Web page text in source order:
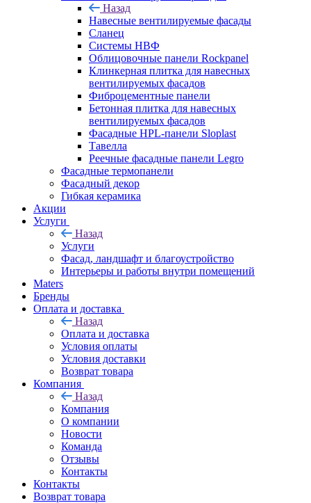
Назад
Навесные вентилируемые фасады
Сланец
Системы НВФ
Облицовочные панели Rockpanel
Клинкерная плитка для навесных
вентилируемых фасадов
Фиброцементные панели
Бетонная плитка для навесных
вентилируемых фасадов
Фасадные HPL-панели Sloplast
Тавелла
Реечные фасадные панели Legro
Фасадные термопанели
Фасадный декор
Гибкая керамика
Акции
Услуги
Назад
Услуги
Фасад, ландшафт и благоустройство
Интерьеры и работы внутри помещений
Maters
Бренды
Оплата и доставка
Назад
Оплата и доставка
Условия оплаты
Условия доставки
Возврат товара
Компания
Назад
Компания
О компании
Новости
Команда
Отзывы
Контакты
Контакты
Возврат товара